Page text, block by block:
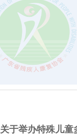
关于举办特殊儿